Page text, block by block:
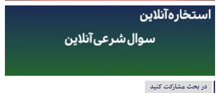
در بحث مشارکت کنید